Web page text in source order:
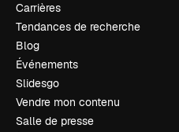
Carrières
Tendances de recherche
Blog
Événements
Slidesgo
Vendre mon contenu
Salle de presse